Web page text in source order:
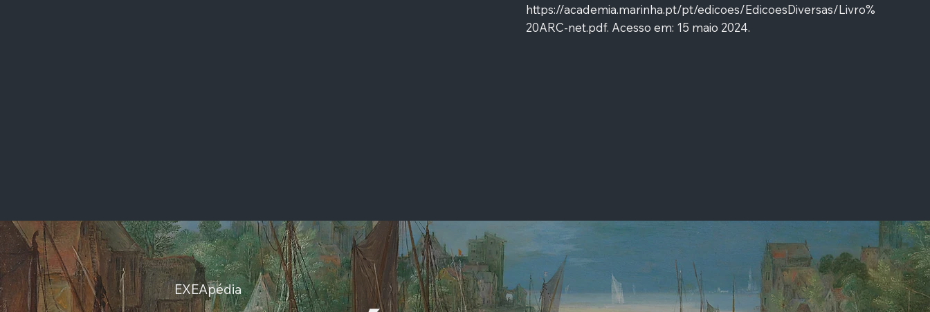
https://academia.marinha.pt/pt/edicoes/EdicoesDiversas/Livro%
20ARC-net.pdf. Acesso em: 15 maio 2024.
EXEApédia